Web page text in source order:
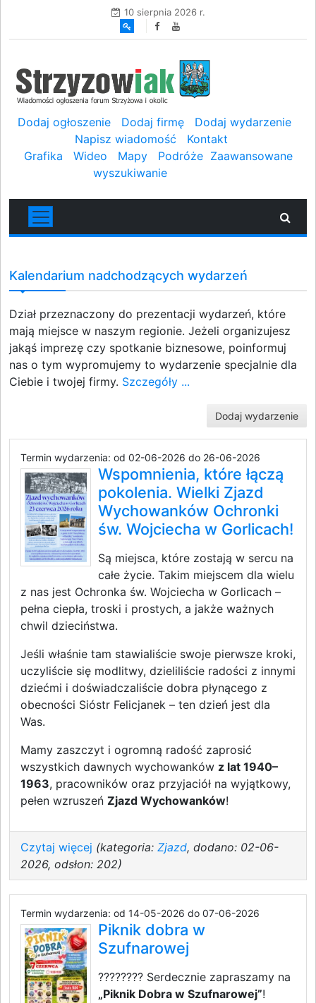
10 sierpnia 2026 r.
Dodaj ogłoszenie Dodaj firmę
Dodaj wydarzenie
Napisz wiadomość
Kontakt
Grafika
Wideo Mapy Podróże Zaawansowane
wyszukiwanie
Kalendarium nadchodzących wydarzeń
Dział przeznaczony do prezentacji wydarzeń, które
mają miejsce w naszym regionie. Jeżeli organizujesz
jakąś imprezę czy spotkanie biznesowe, poinformuj
nas o tym wypromujemy to wydarzenie specjalnie dla
Ciebie i twojej firmy. Szczegóły ...
Dodaj wydarzenie
Termin wydarzenia: od 02-06-2026 do 26-06-2026
Wspomnienia, które łączą
pokolenia. Wielki Zjazd
Wychowanków Ochronki
św. Wojciecha w Gorlicach!
Są miejsca, które zostają w sercu na
całe życie. Takim miejscem dla wielu
z nas jest Ochronka św. Wojciecha w Gorlicach –
pełna ciepła, troski i prostych, a jakże ważnych
chwil dzieciństwa.
Jeśli właśnie tam stawialiście swoje pierwsze kroki,
uczyliście się modlitwy, dzieliliście radości z innymi
dziećmi i doświadczaliście dobra płynącego z
obecności Sióstr Felicjanek – ten dzień jest dla
Was.
Mamy zaszczyt i ogromną radość zaprosić
wszystkich dawnych wychowanków z lat 1940–
1963, pracowników oraz przyjaciół na wyjątkowy,
pełen wzruszeń Zjazd Wychowanków!
Czytaj więcej (kategoria: Zjazd, dodano: 02-06-
2026, odsłon: 202)
Termin wydarzenia: od 14-05-2026 do 07-06-2026
Piknik dobra w
Szufnarowej
???????? Serdecznie zapraszamy na
„Piknik Dobra w Szufnarowej”!